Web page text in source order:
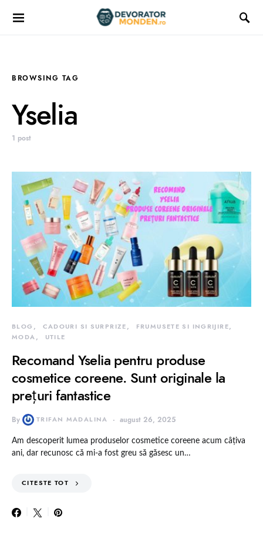
BROWSING TAG
Yselia
1 post
BLOG CADOURI SI SURPRIZE
FRUMUSETE SI INGRIJIRE
MODA
UTILE
Recomand Yselia pentru produse
cosmetice coreene. Sunt originale la
prețuri fantastice
By TRIFAN MADALINA august 26, 2025
Am descoperit lumea produselor cosmetice coreene acum câțiva
ani, dar recunosc că mi-a fost greu să găsesc un…
CITESTE TOT